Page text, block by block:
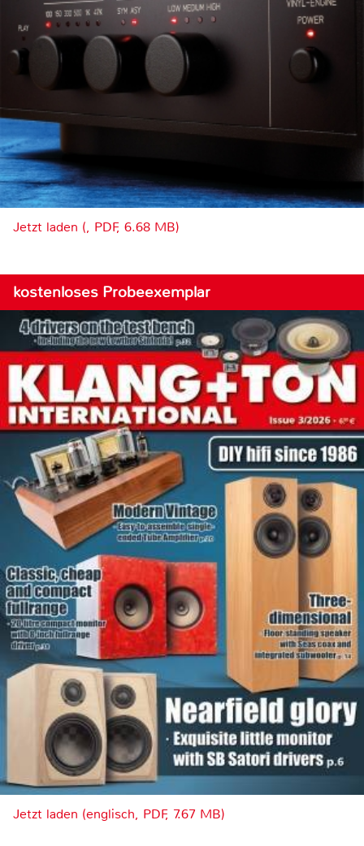
Jetzt laden (, PDF, 6.68 MB)
kostenloses Probeexemplar
Jetzt laden (englisch, PDF, 7.67 MB)